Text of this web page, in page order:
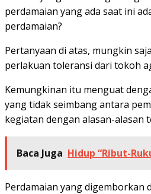
perdamaian yang ada saat ini
perdamaian?
Pertanyaan di atas, mungkin
perlakuan toleransi dari tokoh
Kemungkinan itu menguat
yang tidak seimbang antara
kegiatan dengan alasan-alasan
Baca Juga Hidup “Ribut-
Perdamaian yang digemborkan